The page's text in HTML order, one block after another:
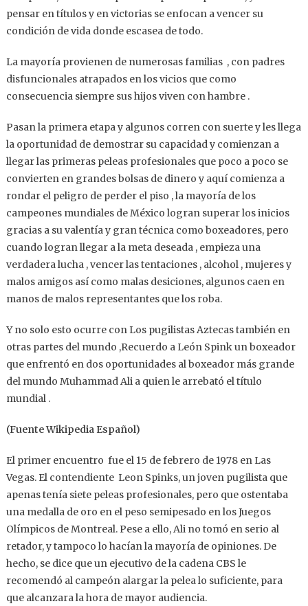
pensar en títulos y en victorias se enfocan a vencer su
condición de vida donde escasea de todo.
La mayoría provienen de numerosas familias , con padres
disfuncionales atrapados en los vicios que como
consecuencia siempre sus hijos viven con hambre .
Pasan la primera etapa y algunos corren con suerte y les llega
la oportunidad de demostrar su capacidad y comienzan a
llegar las primeras peleas profesionales que poco a poco se
convierten en grandes bolsas de dinero y aquí comienza a
rondar el peligro de perder el piso , la mayoría de los
campeones mundiales de México logran superar los inicios
gracias a su valentía y gran técnica como boxeadores, pero
cuando logran llegar a la meta deseada , empieza una
verdadera lucha , vencer las tentaciones , alcohol , mujeres y
malos amigos así como malas desiciones, algunos caen en
manos de malos representantes que los roba.
Y no solo esto ocurre con Los pugilistas Aztecas también en
otras partes del mundo ,Recuerdo a León Spink un boxeador
que enfrentó en dos oportunidades al boxeador más grande
del mundo Muhammad Ali a quien le arrebató el título
mundial .
(Fuente Wikipedia Español)
El primer encuentro fue el 15 de febrero de 1978 en Las
Vegas. El contendiente Leon Spinks, un joven pugilista que
apenas tenía siete peleas profesionales, pero que ostentaba
una medalla de oro en el peso semipesado en los Juegos
Olímpicos de Montreal. Pese a ello, Ali no tomó en serio al
retador, y tampoco lo hacían la mayoría de opiniones. De
hecho, se dice que un ejecutivo de la cadena CBS le
recomendó al campeón alargar la pelea lo suficiente, para
que alcanzara la hora de mayor audiencia.